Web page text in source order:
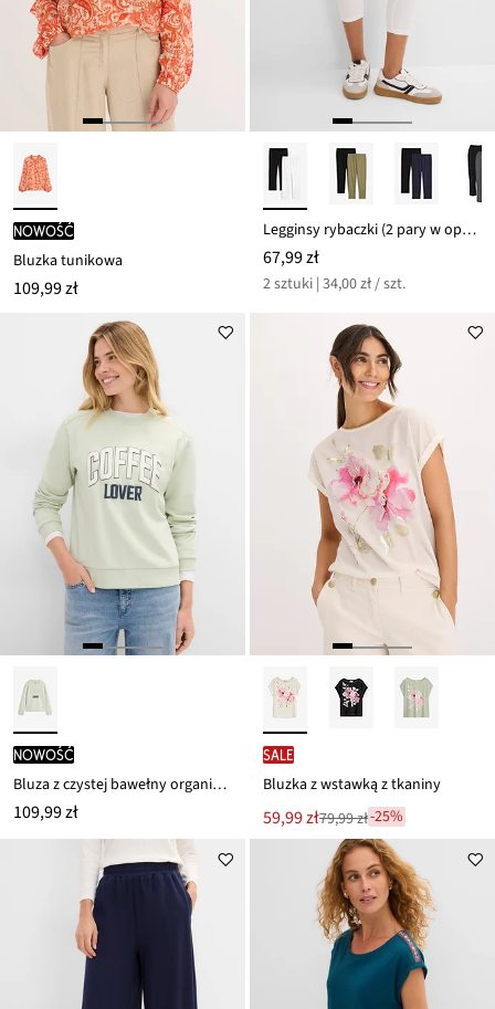
nowość
Bluzka tunikowa
109,99 zł
Legginsy rybaczki (2 pary w opak.)
67,99 zł
2 sztuki | 34,00 zł / szt.
nowość
Bluza z czystej bawełny organicznej z wypukłym nadrukiem
109,99 zł
SALE
Bluzka z wstawką z tkaniny
Nowa
cena
59,99 zł
Przeceniono
79,99 zł
79,99 zł-25%